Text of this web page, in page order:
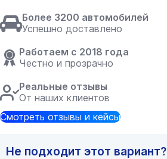
Более 3200 автомобилей
Успешно доставлено
Работаем с 2018 года
Честно и прозрачно
Реальные отзывы
От наших клиентов
Смотреть отзывы и кейсы
Не подходит этот вариант?